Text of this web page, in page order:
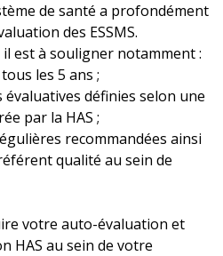
de santé a profondément
des ESSMS.
est à souligner notamment :
les 5 ans ;
évaluatives définies selon une
par la HAS ;
recommandées ainsi
qualité au sein de
votre auto-évaluation et
HAS au sein de votre